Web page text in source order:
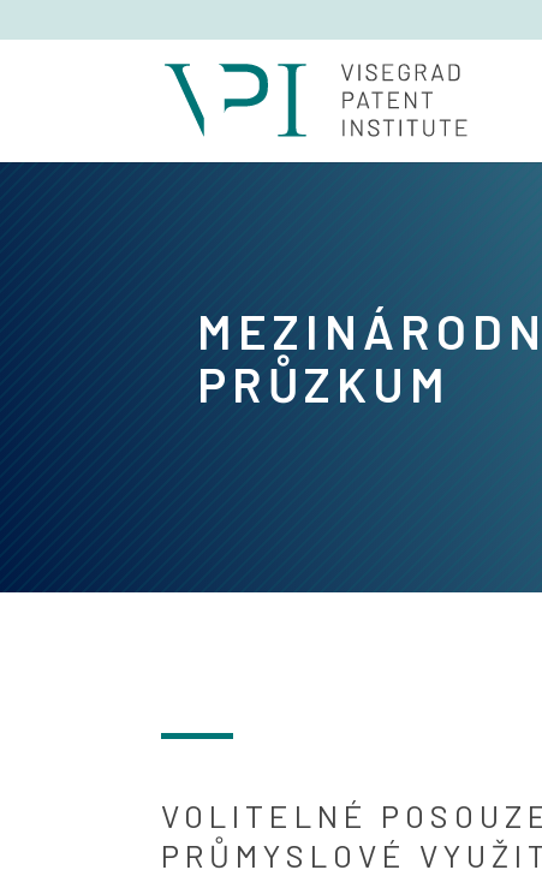
PRŮZKUM
VOLITELNÉ
PRŮMYSLOVÉ